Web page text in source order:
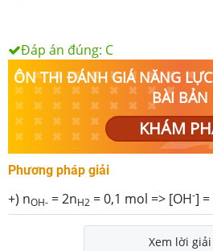
Đáp án đúng: C
ÔN THI ĐÁNH GIÁ NĂNG
BÀI BẢN
KHÁM
Phương pháp giải
+) nOH- = 2nH2 = 0,1 mol => [OH-] =
Xem lời giải